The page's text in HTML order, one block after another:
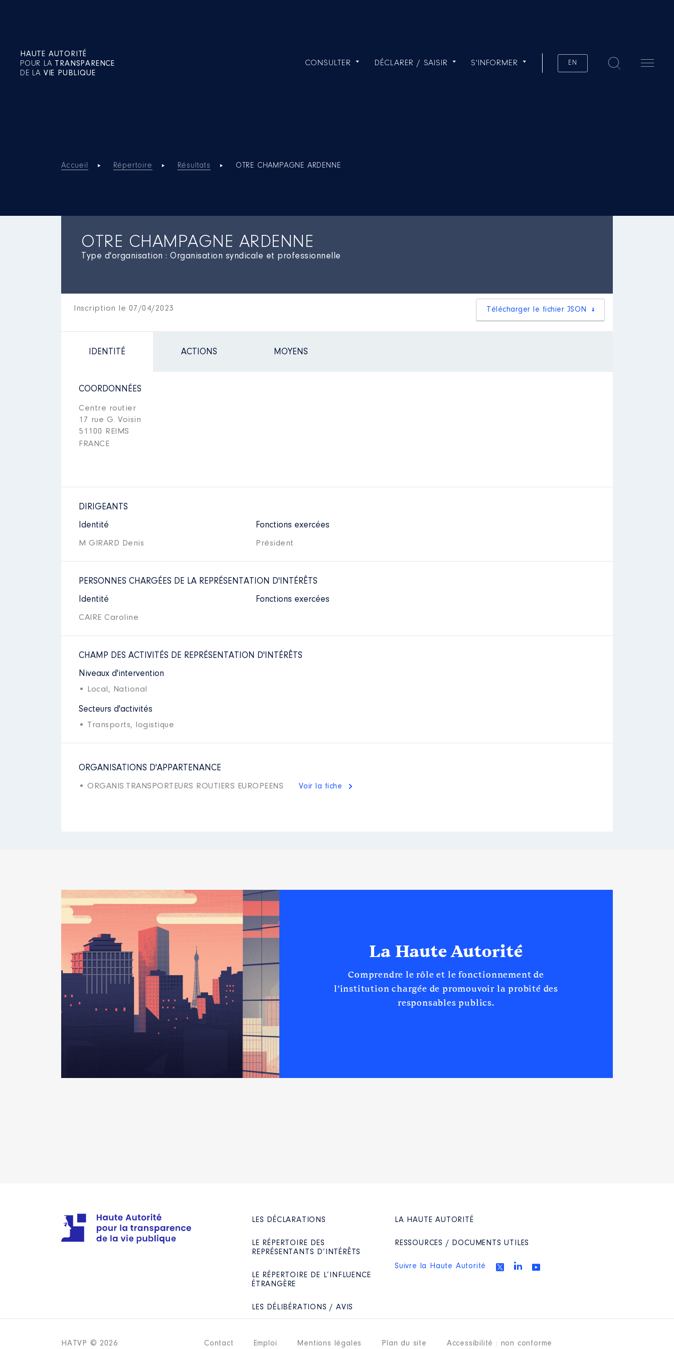
HAUTE AUTORITÉ
POUR LA TRANSPARENCE
DE LA VIE PUBLIQUE
CONSULTER DÉCLARER / SAISIR S'INFORMER EN
Accueil Répertoire Résultats OTRE CHAMPAGNE ARDENNE
OTRE CHAMPAGNE ARDENNE
Type d'organisation : Organisation syndicale et professionnelle
Inscription le 07/04/2023 Télécharger le fichier JSON
IDENTITÉ ACTIONS MOYENS
COORDONNÉES
Centre routier
17 rue G. Voisin
51100 REIMS
FRANCE
DIRIGEANTS
Identité
Fonctions exercées
M GIRARD Denis Président
PERSONNES CHARGÉES DE LA REPRÉSENTATION D'INTÉRÊTS
Identité
Fonctions exercées
CAIRE Caroline
CHAMP DES ACTIVITÉS DE REPRÉSENTATION D'INTÉRÊTS
Niveaux d'intervention
• Local, National
Secteurs d'activités
• Transports, logistique
ORGANISATIONS D'APPARTENANCE
• ORGANIS.TRANSPORTEURS ROUTIERS EUROPEENS Voir la fiche
La Haute Autorité
Comprendre le rôle et le fonctionnement de
l’institution chargée de promouvoir la probité des
responsables publics.
LES DÉCLARATIONS
LE RÉPERTOIRE DES
REPRÉSENTANTS D’INTÉRÊTS
LE RÉPERTOIRE DE L’INFLUENCE
ÉTRANGÈRE
LES DÉLIBÉRATIONS / AVIS
LA HAUTE AUTORITÉ
RESSOURCES / DOCUMENTS UTILES
Suivre la Haute Autorité
HATVP © 2026 Contact Emploi Mentions légales Plan du site Accessibilité : non conforme